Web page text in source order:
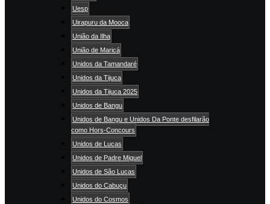
Uesp
Uirapuru da Mooca
União da Ilha
União de Maricá
Unidos da Tamandaré
Unidos da Tijuca
Unidos da Tijuca 2025
Unidos de Bangu
Unidos de Bangu e Unidos Da Ponte desfilarão
como Hors-Concours
Unidos de Lucas
Unidos de Padre Miguel
Unidos de São Lucas
Unidos do Cabuçu
Unidos do Cosmos